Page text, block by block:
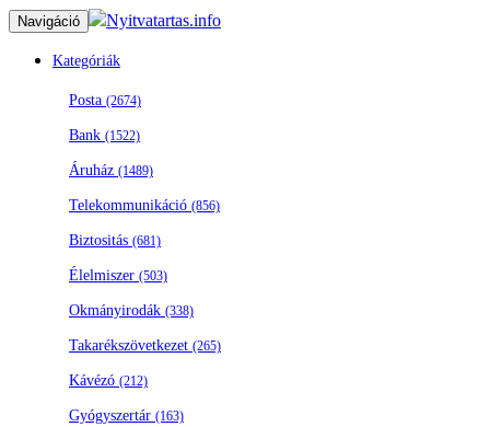
Navigáció Nyitvatartas.info
Kategóriák
Posta (2674)
Bank (1522)
Áruház (1489)
Telekommunikáció (856)
Biztositás (681)
Élelmiszer (503)
Okmányirodák (338)
Takarékszövetkezet (265)
Kávézó (212)
Gyógyszertár (163)